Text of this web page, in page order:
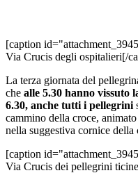
[caption
Via Crucis degli ospitalieri[/
La terza giornata del
che alle 5.30 hanno vissuto
6.30, anche tutti i pellegrini
cammino della croce,
nella suggestiva cornice
[caption
Via Crucis dei pellegrini